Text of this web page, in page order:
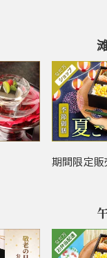
期間限定販